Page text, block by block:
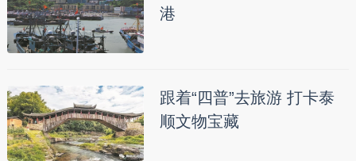
港
跟着“四普”去旅游 打卡泰
顺文物宝藏